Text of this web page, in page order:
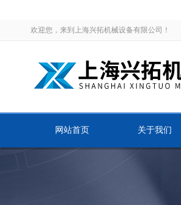
欢迎您，来到上海兴拓机械设备有限公司！
网站首页 关于我们